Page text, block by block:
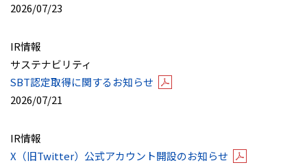
2026/07/23
IR情報
サステナビリティ
SBT認定取得に関するお知らせ
2026/07/21
IR情報
X（旧Twitter）公式アカウント開設のお知らせ